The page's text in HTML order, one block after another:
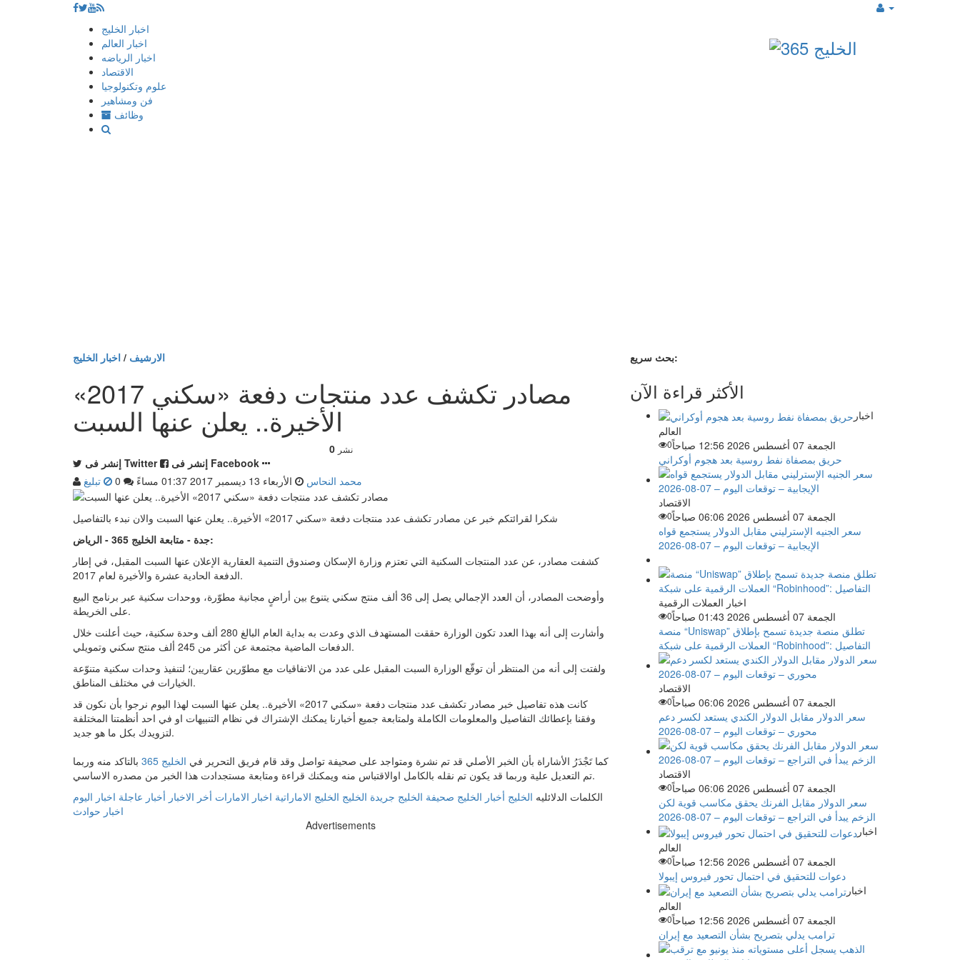
إذهب
المحتوى
اخبار الخليج
اخبار العالم
اخبار الرياضه
الاقتصاد
علوم وتكنولوجيا
فن ومشاهير
وظائف
الارشيف / اخبار الخليج
مصادر تكشف عدد منتجات دفعة «سكني 2017»
الأخيرة.. يعلن عنها السبت
0 نشر
إنشر فى Twitter
إنشر فى Facebook
محمد النحاس
الأربعاء 13 ديسمبر 2017 01:37 مساءً تبليغ
شكرا لقرائتكم خبر عن مصادر تكشف عدد منتجات دفعة «سكني 2017» الأخيرة.. يعلن عنها السبت والان نبدء بالتفاصيل
جدة - متابعة الخليج 365 - الرياض:
كشفت مصادر، عن عدد المنتجات السكنية التي تعتزم وزارة الإسكان وصندوق التنمية العقارية الإعلان عنها السبت المقبل، في إطار
الدفعة الحادية عشرة والأخيرة لعام 2017.
وأوضحت المصادر، أن العدد الإجمالي يصل إلى 36 ألف منتج سكني يتنوع بين أراضٍ مجانية مطوّرة، ووحدات سكنية عبر برنامج البيع
على الخريطة.
وأشارت إلى أنه بهذا العدد تكون الوزارة حققت المستهدف الذي وعدت به بداية العام البالغ 280 ألف وحدة سكنية، حيث أعلنت خلال
الدفعات الماضية مجتمعة عن أكثر من 245 ألف منتج سكني وتمويلي.
ولفتت إلى أنه من المنتظر أن توقّع الوزارة السبت المقبل على عدد من الاتفاقيات مع مطوّرين عقاريين؛ لتنفيذ وحدات سكنية متنوّعة
الخيارات في مختلف المناطق.
كانت هذه تفاصيل خبر مصادر تكشف عدد منتجات دفعة «سكني 2017» الأخيرة.. يعلن عنها السبت لهذا اليوم نرجوا بأن نكون قد
وفقنا بإعطائك التفاصيل والمعلومات الكاملة ولمتابعة جميع أخبارنا يمكنك الإشتراك في نظام التنبيهات او في احد أنظمتنا المختلفة
لتزويدك بكل ما هو جديد.
كما تَجْدَرُ الأشاراة بأن الخبر الأصلي قد تم نشرة ومتواجد على صحيفة تواصل وقد قام فريق التحرير في الخليج 365
بالتاكد منه وربما
تم التعديل علية وربما قد يكون تم نقله بالكامل اوالاقتباس منه ويمكنك قراءة ومتابعة مستجدادت هذا الخبر من مصدره الاساسي.
الكلمات الدلائليه الخليج أخبار الخليج صحيفة الخليج جريدة الخليج الخليج الاماراتية اخبار الامارات أخر الاخبار أخبار عاجلة اخبار اليوم
اخبار حوادث
Advertisements
بحث سريع:
الأكثر قراءة الآن
اخبار
العالم
الجمعة 07 أغسطس 2026 12:56 صباحاً
0
حريق بمصفاة نفط روسية بعد هجوم أوكراني
الاقتصاد
الجمعة 07 أغسطس 2026 06:06 صباحاً
0
سعر الجنيه الإسترليني مقابل الدولار يستجمع قواه
الإيجابية – توقعات اليوم – 07-08-2026
اخبار العملات الرقمية
الجمعة 07 أغسطس 2026 01:43 صباحاً
0
منصة “Uniswap” تطلق منصة جديدة تسمح بإطلاق
العملات الرقمية على شبكة “Robinhood”: التفاصيل
الاقتصاد
الجمعة 07 أغسطس 2026 06:06 صباحاً
0
سعر الدولار مقابل الدولار الكندي يستعد لكسر دعم
محوري – توقعات اليوم – 07-08-2026
الاقتصاد
الجمعة 07 أغسطس 2026 06:06 صباحاً
0
سعر الدولار مقابل الفرنك يحقق مكاسب قوية لكن
الزخم يبدأ في التراجع – توقعات اليوم – 07-08-2026
اخبار
العالم
الجمعة 07 أغسطس 2026 12:56 صباحاً
0
دعوات للتحقيق في احتمال تحور فيروس إيبولا
اخبار
العالم
الجمعة 07 أغسطس 2026 12:56 صباحاً
0
ترامب يدلي بتصريح بشأن التصعيد مع إيران